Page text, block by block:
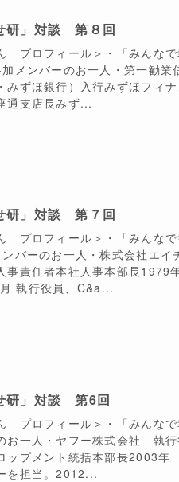
研」対談 第８回
プロフィール＞・「みんなで
加メンバーのお一人・第一勧
みずほ銀行）入行みずほフィ
通支店長みず...
研」対談 第７回
プロフィール＞・「みんなで
バーのお一人・株式会社エ
責任者本社人事本部長1979
執行役員、C&a...
研」対談 第6回
プロフィール＞・「みんなで
お一人・ヤフー株式会社 執
ップメント統括本部長2003年
を担当。2012...